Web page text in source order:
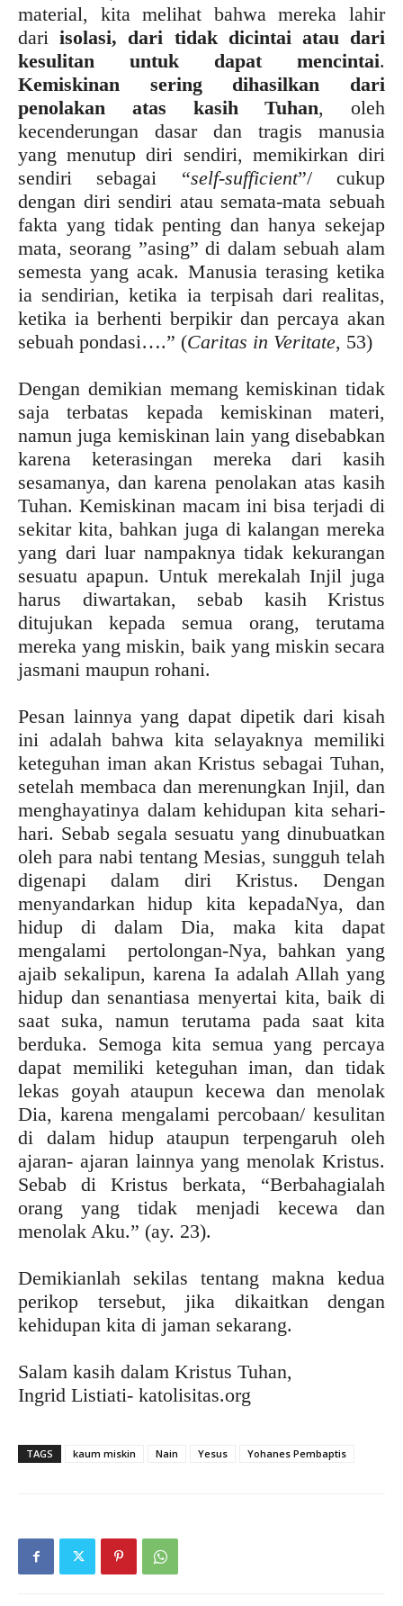
material, kita melihat bahwa mereka lahir
dariisolasi, dari tidak dicintai atau dari
kesulitan untuk dapat mencintai.
Kemiskinan sering dihasilkan dari
penolakan atas kasih Tuhan, oleh
kecenderungan dasar dan tragis manusia
yang menutup diri sendiri, memikirkan diri
sendiri sebagai “self-sufficient”/ cukup
dengan diri sendiri atau semata-mata sebuah
fakta yang tidak penting dan hanya sekejap
mata, seorang ”asing” di dalam sebuah alam
semesta yang acak. Manusia terasing ketika
ia sendirian, ketika ia terpisah dari realitas,
ketika ia berhenti berpikir dan percaya akan
sebuah pondasi….” (Caritas in Veritate, 53)
Dengan demikian memang kemiskinan tidak
saja terbatas kepada kemiskinan materi,
namun juga kemiskinan lain yang disebabkan
karena keterasingan mereka dari kasih
sesamanya, dan karena penolakan atas kasih
Tuhan. Kemiskinan macam ini bisa terjadi di
sekitar kita, bahkan juga di kalangan mereka
yang dari luar nampaknya tidak kekurangan
sesuatu apapun. Untuk merekalah Injil juga
harus diwartakan, sebab kasih Kristus
ditujukan kepada semua orang, terutama
mereka yang miskin, baik yang miskin secara
jasmani maupun rohani.
Pesan lainnya yang dapat dipetik dari kisah
ini adalah bahwa kita selayaknya memiliki
keteguhan iman akan Kristus sebagai Tuhan,
setelah membaca dan merenungkan Injil, dan
menghayatinya dalam kehidupan kita sehari-
hari. Sebab segala sesuatu yang dinubuatkan
oleh para nabi tentang Mesias, sungguh telah
digenapi dalam diri Kristus. Dengan
menyandarkan hidup kita kepadaNya, dan
hidup di dalam Dia, maka kita dapat
mengalami pertolongan-Nya, bahkan yang
ajaib sekalipun, karena Ia adalah Allah yang
hidup dan senantiasa menyertai kita, baik di
saat suka, namun terutama pada saat kita
berduka. Semoga kita semua yang percaya
dapat memiliki keteguhan iman, dan tidak
lekas goyah ataupun kecewa dan menolak
Dia, karena mengalami percobaan/ kesulitan
di dalam hidup ataupun terpengaruh oleh
ajaran- ajaran lainnya yang menolak Kristus.
Sebab di Kristus berkata, “Berbahagialah
orang yang tidak menjadi kecewa dan
menolak Aku.” (ay. 23).
Demikianlah sekilas tentang makna kedua
perikop tersebut, jika dikaitkan dengan
kehidupan kita di jaman sekarang.
Salam kasih dalam Kristus Tuhan,
Ingrid Listiati- katolisitas.org
TAGS kaum miskin Nain Yesus Yohanes Pembaptis